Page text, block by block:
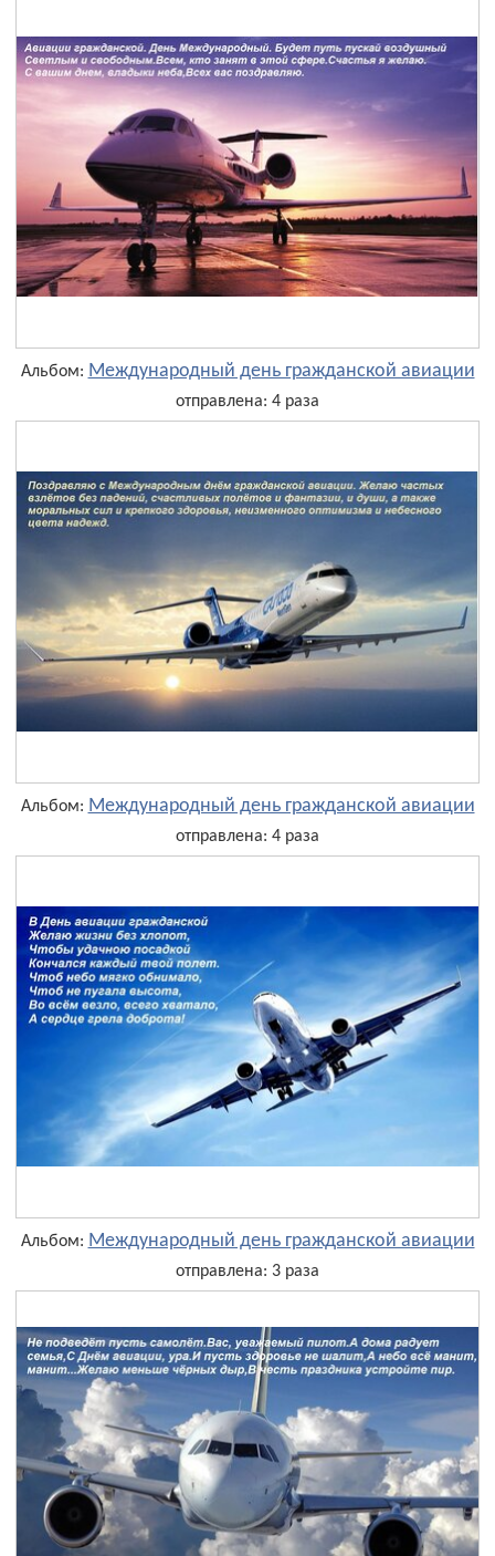
Альбом: Международный день гражданской авиации
отправлена: 4 раза
Альбом: Международный день гражданской авиации
отправлена: 4 раза
Альбом: Международный день гражданской авиации
отправлена: 3 раза